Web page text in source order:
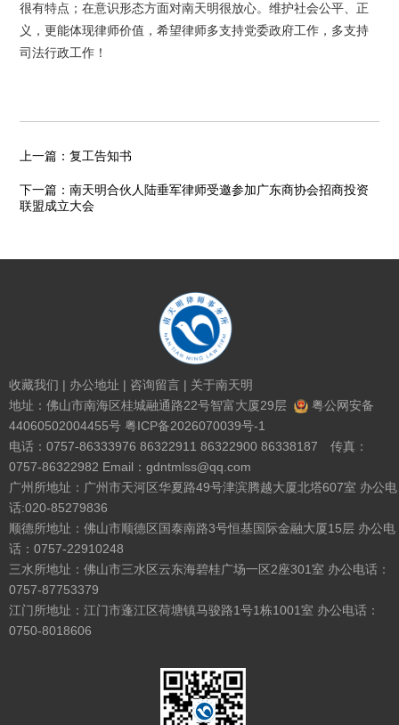
很有特点；在意识形态方面对南天明很放心。维护社会公平、正
义，更能体现律师价值，希望律师多支持党委政府工作，多支持
司法行政工作！
上一篇：复工告知书
下一篇：南天明合伙人陆垂军律师受邀参加广东商协会招商投资
联盟成立大会
收藏我们 | 办公地址 | 咨询留言 | 关于南天明
地址：佛山市南海区桂城融通路22号智富大厦29层
粤公网安备
44060502004455号 粤ICP备2026070039号-1
电话：0757-86333976 86322911 86322900 86338187 传真：
0757-86322982 Email：gdntmlss@qq.com
广州所地址：广州市天河区华夏路49号津滨腾越大厦北塔607室 办公电
话:020-85279836
顺德所地址：佛山市顺德区国泰南路3号恒基国际金融大厦15层 办公电
话：0757-22910248
三水所地址：佛山市三水区云东海碧桂广场一区2座301室 办公电话：
0757-87753379
江门所地址：江门市蓬江区荷塘镇马骏路1号1栋1001室 办公电话：
0750-8018606